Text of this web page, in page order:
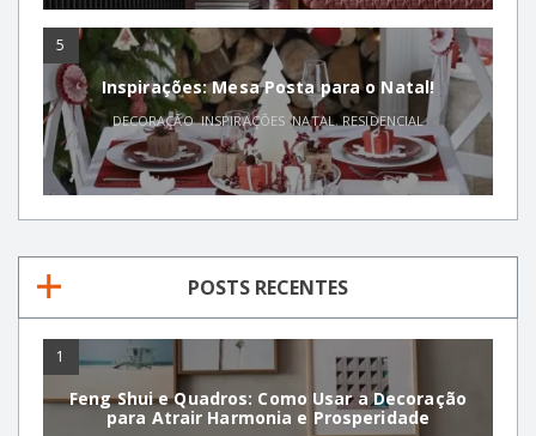
5
Inspirações: Mesa Posta para o Natal!
DECORAÇÃO,INSPIRAÇÕES ,NATAL,RESIDENCIAL
POSTS RECENTES
1
Feng Shui e Quadros: Como Usar a Decoração
para Atrair Harmonia e Prosperidade